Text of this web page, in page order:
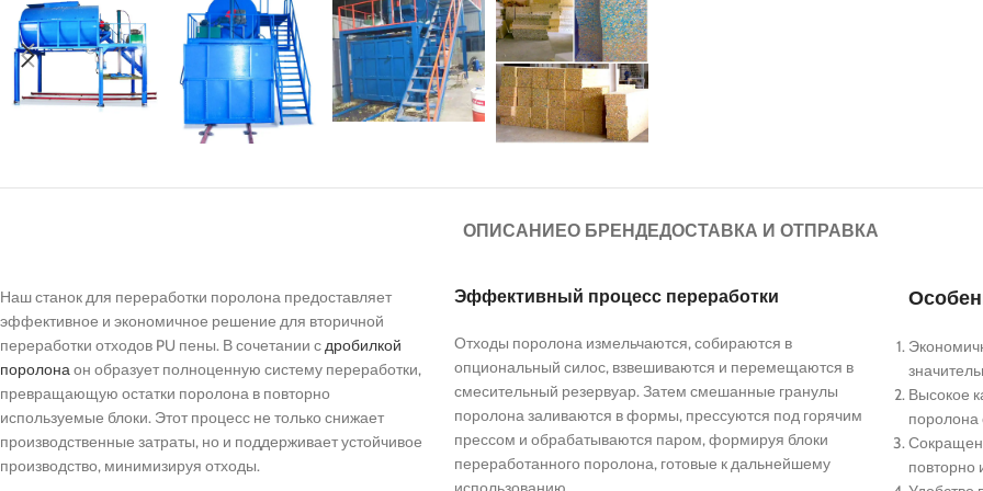
Станки для производства независимых
пружинных блоков
Станок для производства
независимых пружинных блоков –
Станок для производства пружинных
блоков – 160 пружин/мин, высокое
независимых пружинных блоков –
180 пружин/мин
пружинных
ОПИСАНИЕО БРЕНДЕДОСТАВКА И ОТПРАВКА
Наш станок для переработки поролона предоставляет
эффективное и экономичное решение для вторичной
переработки отходов PU пены. В сочетании с дробилкой
поролона он образует полноценную систему переработки,
превращающую остатки поролона в повторно
используемые блоки. Этот процесс не только снижает
производственные затраты, но и поддерживает устойчивое
производство, минимизируя отходы.
Эффективный процесс переработки
Отходы поролона измельчаются, собираются в
опциональный силос, взвешиваются и перемещаются в
смесительный резервуар. Затем смешанные гранулы
поролона заливаются в формы, прессуются под горячим
прессом и обрабатываются паром, формируя блоки
переработанного поролона, готовые к дальнейшему
Высокое
поролона
повторно